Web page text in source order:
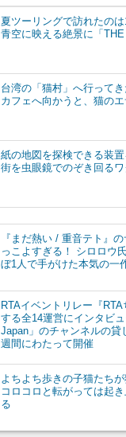
夏ツーリングで訪れたの
青空に映える絶景に「
台湾の「猫村」へ行って
カフェへ向かうと、猫の
紙の地図を探検できる装
街を虫眼鏡でのぞき回る
『まだ熱い / 重音テト』
っこよすぎる！ シロロウ
ぼ1人で手がけた本気の一
RTAイベントリレー『
する全14運営にインタビ
Japan」のチャンネルの貸
週間にわたって開催
よちよち歩きの子猫たち
コロコロと転がっては起
る